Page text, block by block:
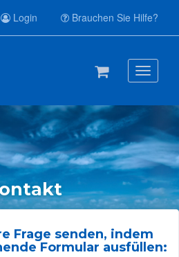
Login Brauchen Sie Hilfe?
Toggle
Frage senden, indem
Formular ausfüllen: